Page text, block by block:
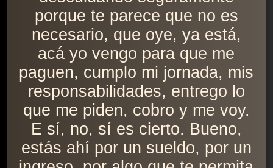
porque te parece que no es
necesario, que oye, ya está,
acá yo vengo para que me
paguen, cumplo mi jornada, mis
responsabilidades, entrego lo
que me piden, cobro y me voy.
E sí, no, sí es cierto. Bueno,
estás ahí por un sueldo, por un